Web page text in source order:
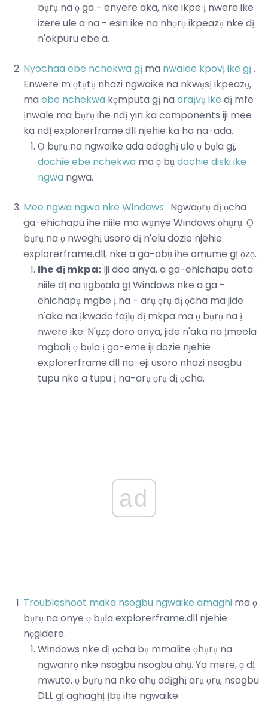
bụrụ na ọ ga - enyere aka, nke ikpe ị nwere ike
izere ule a na - esiri ike na nhọrọ ikpeazụ nke dị
n'okpuru ebe a.
Nyochaa ebe nchekwa gị ma nwalee kpovị ike gị.
Enwere m ọtụtụ nhazi ngwaike na nkwụsị ikpeazụ,
ma ebe nchekwa kọmputa gị na draịvụ ike dị mfe
ịnwale ma bụrụ ihe ndị yiri ka components iji mee
ka ndị explorerframe.dll njehie ka ha na-ada.
Ọ bụrụ na ngwaike ada adaghị ule ọ bụla gị,
dochie ebe nchekwa ma ọ bụdochie diski ike
ngwa ngwa.
Mee ngwa ngwa nke Windows . Ngwaọrụ dị ọcha
ga-ehichapu ihe niile ma wụnye Windows ọhụrụ. Ọ
bụrụ na ọ nweghị usoro dị n'elu dozie njehie
explorerframe.dll, nke a ga-abụ ihe omume gị ọzọ.
Ihe dị mkpa: Iji doo anya, a ga-ehichapụ data
niile dị na ụgbọala gị Windows nke a ga -
ehichapụ mgbe ị na - arụ ọrụ dị ọcha ma jide
n'aka na ịkwado faịlụ dị mkpa ma ọ bụrụ na ị
nwere ike. N'ụzọ doro anya, jide n'aka na ịmeela
mgbalị ọ bụla ị ga-eme iji dozie njehie
explorerframe.dll na-eji usoro nhazi nsogbu
tupu nke a tupu ị na-arụ ọrụ dị ọcha.
ad
Troubleshoot maka nsogbu ngwaike amaghi ma ọ
bụrụ na onye ọ bụla explorerframe.dll njehie
nọgidere.
Windows nke dị ọcha bụ mmalite ọhụrụ na
ngwanrọ nke nsogbu nsogbu ahụ. Ya mere, ọ dị
mwute, ọ bụrụ na nke ahụ adịghị arụ ọrụ, nsogbu
DLL gị aghaghị ịbụ ihe ngwaike.